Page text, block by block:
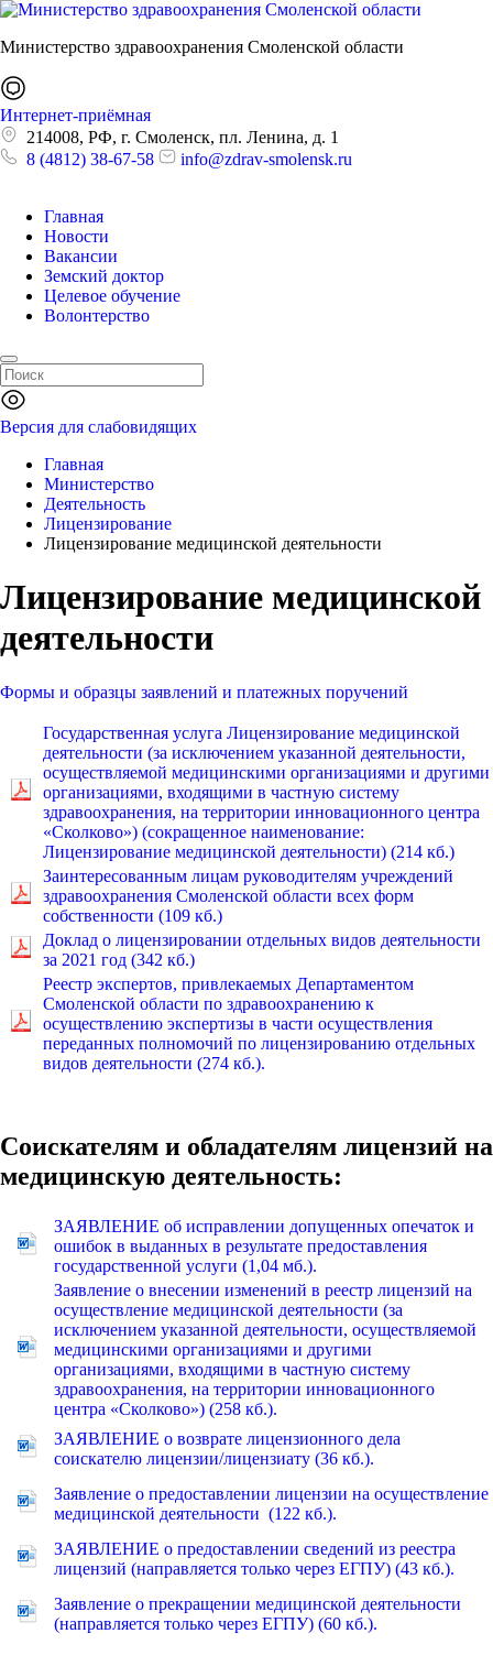
Министерство здравоохранения Смоленской области
Интернет-приёмная
214008, РФ, г. Смоленск, пл. Ленина, д. 1
8 (4812) 38-67-58
info@zdrav-smolensk.ru
Главная
Новости
Вакансии
Земский доктор
Целевое обучение
Волонтерство
Версия для слабовидящих
Главная
Министерство
Деятельность
Лицензирование
Лицензирование медицинской деятельности
Лицензирование медицинской
деятельности
Формы и образцы заявлений и платежных поручений
Государственная услуга Лицензирование медицинской
деятельности (за исключением указанной деятельности,
осуществляемой медицинскими организациями и другими
организациями, входящими в частную систему
здравоохранения, на территории инновационного центра
«Сколково») (сокращенное наименование:
Лицензирование медицинской деятельности) (214 кб.)
Заинтересованным лицам руководителям учреждений
здравоохранения Смоленской области всех форм
собственности (109 кб.)
Доклад о лицензировании отдельных видов деятельности
за 2021 год (342 кб.)
Реестр экспертов, привлекаемых Департаментом
Смоленской области по здравоохранению к
осуществлению экспертизы в части осуществления
переданных полномочий по лицензированию отдельных
видов деятельности (274 кб.).
Соискателям и обладателям лицензий на
медицинскую деятельность:
ЗАЯВЛЕНИЕ об исправлении допущенных опечаток и
ошибок в выданных в результате предоставления
государственной услуги (1,04 мб.).
Заявление о внесении изменений в реестр лицензий на
осуществление медицинской деятельности (за
исключением указанной деятельности, осуществляемой
медицинскими организациями и другими
организациями, входящими в частную систему
здравоохранения, на территории инновационного
центра «Сколково») (258 кб.).
ЗАЯВЛЕНИЕ о возврате лицензионного дела
соискателю лицензии/лицензиату (36 кб.).
Заявление о предоставлении лицензии на осуществление
медицинской деятельности (122 кб.).
ЗАЯВЛЕНИЕ о предоставлении сведений из реестра
лицензий (направляется только через ЕГПУ) (43 кб.).
Заявление о прекращении медицинской деятельности
(направляется только через ЕГПУ) (60 кб.).